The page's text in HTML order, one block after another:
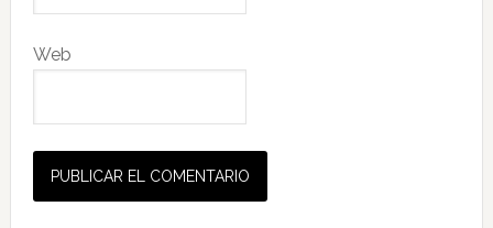
Web